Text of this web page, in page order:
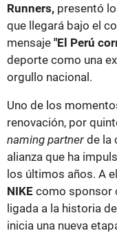
Runners, presentó
que llegará bajo el
mensaje "El Perú
deporte como una
orgullo nacional.
Uno de los
renovación, por
naming partner de la
alianza que ha
los últimos años. A
NIKE como sponsor
ligada a la historia
inicia una nueva